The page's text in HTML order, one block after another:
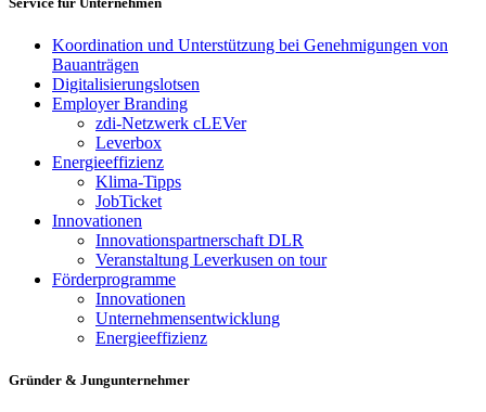
Koordination und Unterstützung bei Genehmigungen von
Bauanträgen
Digitalisierungslotsen
Employer Branding
zdi-Netzwerk cLEVer
Leverbox
Energieeffizienz
Klima-Tipps
JobTicket
Innovationen
Innovationspartnerschaft DLR
Veranstaltung Leverkusen on tour
Förderprogramme
Innovationen
Unternehmensentwicklung
Energieeffizienz
Gründer & Jungunternehmer